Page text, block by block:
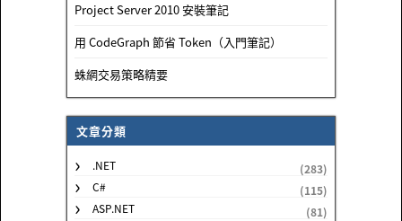
Project Server 2010 安裝筆記
用 CodeGraph 節省 Token（入門筆記）
蛛網交易策略精要
文章分類
.NET
(283)
C#
(115)
ASP.NET
(81)